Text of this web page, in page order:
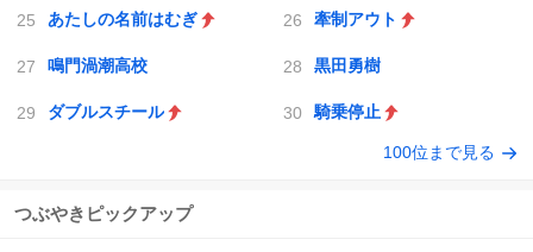
あたしの名前はむぎ 牽制アウト
鳴門渦潮高校 黒田勇樹
ダブルスチール 騎乗停止
100位まで見る
つぶやきピックアップ